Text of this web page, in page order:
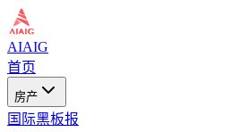
AIAIG
首页
房产
国际黑板报